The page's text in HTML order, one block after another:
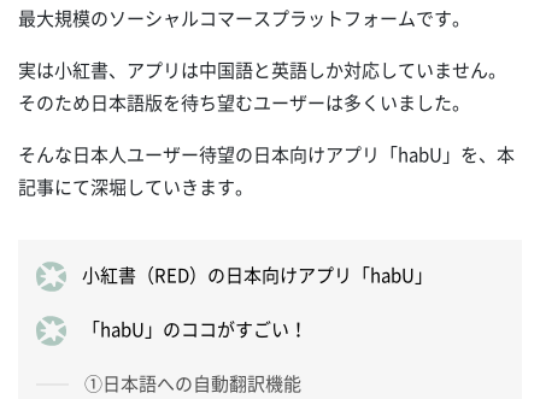
最大規模のソーシャルコマースプラットフォームです。
実は小紅書、アプリは中国語と英語しか対応していません。
そのため日本語版を待ち望むユーザーは多くいました。
そんな日本人ユーザー待望の日本向けアプリ「habU」を、本
記事にて深堀していきます。
小紅書（RED）の日本向けアプリ「habU」
「habU」のココがすごい！
①日本語への自動翻訳機能